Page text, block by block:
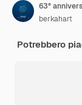
63°
berkahart
Potrebbero